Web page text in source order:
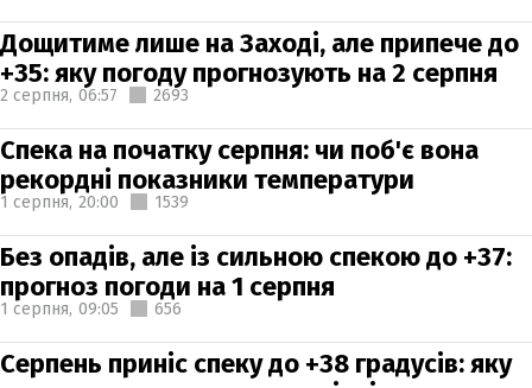
Дощитиме лише на Заході, але припече до
+35: яку погоду прогнозують на 2 серпня
2 серпня, 06:57 2693
Спека на початку серпня: чи поб'є вона
рекордні показники температури
1 серпня, 20:00 1539
Без опадів, але із сильною спекою до +37:
прогноз погоди на 1 серпня
1 серпня, 09:05 656
Серпень приніс спеку до +38 градусів: яку